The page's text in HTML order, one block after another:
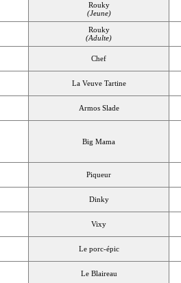
Rouky
(Jeune)
Rouky
(Adulte)
Chef
La Veuve Tartine
Armos Slade
Big Mama
Piqueur
Dinky
Vixy
Le porc-épic
Le Blaireau